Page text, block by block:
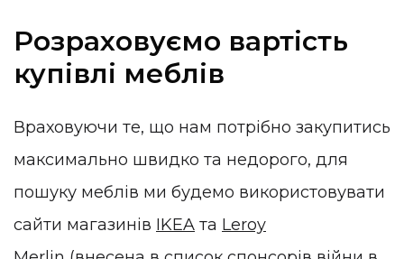
Розраховуємо вартість
купівлі меблів
Враховуючи те, що нам потрібно закупитись
максимально швидко та недорого, для
пошуку меблів ми будемо використовувати
сайти магазинів IKEA та Leroy